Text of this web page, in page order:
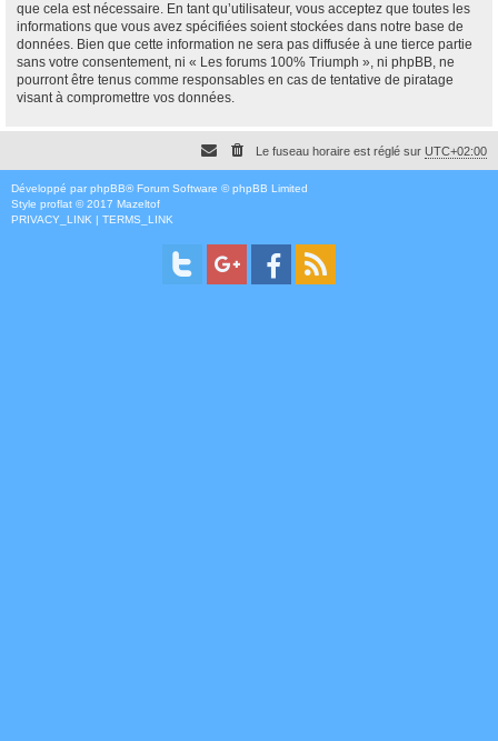
que cela est nécessaire. En tant qu’utilisateur, vous acceptez que toutes les
informations que vous avez spécifiées soient stockées dans notre base de
données. Bien que cette information ne sera pas diffusée à une tierce partie
sans votre consentement, ni « Les forums 100% Triumph », ni phpBB, ne
pourront être tenus comme responsables en cas de tentative de piratage
visant à compromettre vos données.
Le fuseau horaire est réglé sur UTC+02:00
Développé par phpBB® Forum Software © phpBB Limited
Style proflat © 2017 Mazeltof
PRIVACY_LINK | TERMS_LINK